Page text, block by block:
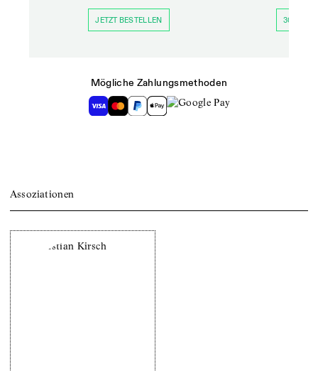
JETZT BESTELLEN 30 TAGE
Mögliche Zahlungsmethoden
Assoziationen